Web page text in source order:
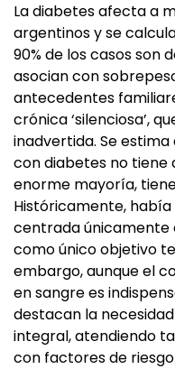
La diabetes afecta a
argentinos y se
90% de los casos son
asocian con
antecedentes
crónica ‘silenciosa’,
inadvertida. Se estima
con diabetes no tiene
enorme mayoría,
Históricamente, había
centrada únicamente
como único objetivo
embargo, aunque el
en sangre es
destacan la
integral, atendiendo
con factores de